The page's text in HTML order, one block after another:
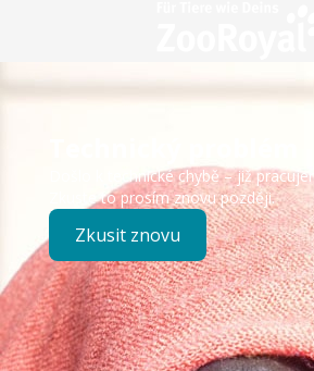
Došlo k technické chybě – již
Zkuste to prosím znovu později.
Zkusit znovu